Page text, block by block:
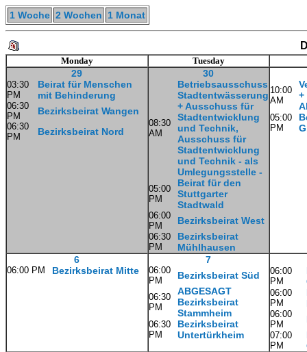
1 Woche 2 Wochen 1 Monat
Monday Tuesday
29
03:30
PM
Beirat für Menschen
mit Behinderung
06:30
PM
Bezirksbeirat Wangen
06:30
PM
Bezirksbeirat Nord
30
08:30
AM
Betriebsausschuss
Stadtentwässerung
+ Ausschuss für
Stadtentwicklung
und Technik,
Ausschuss für
Stadtentwicklung
und Technik - als
Umlegungsstelle -
05:00
PM
Beirat für den
Stuttgarter
Stadtwald
06:00
PM
Bezirksbeirat West
06:30
PM
Bezirksbeirat
Mühlhausen
10:00
AM
+
05:00
PM
6
06:00 PM Bezirksbeirat Mitte
7
06:00
PM
Bezirksbeirat Süd
06:30
PM
ABGESAGT
Bezirksbeirat
Stammheim
06:30
PM
Bezirksbeirat
Untertürkheim
06:00
PM
06:00
PM
06:00
PM
07:00
PM